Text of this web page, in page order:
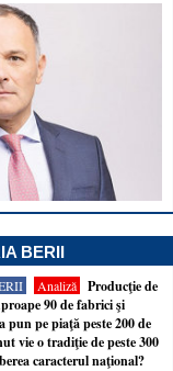
BERII
Analiză
Producţie de
90 de fabrici şi
pe piaţă peste 200 de
vie o tradiţie de peste 300
caracterul naţional?